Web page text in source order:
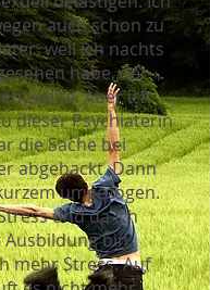
auch schon zu
weil ich nachts
habe, der
wollte. Aber ich
dieser Psychiaterin
die Sache bei
abgehackt. Dann
umgezogen.
und da ich
bin,
mehr Stress. Auf